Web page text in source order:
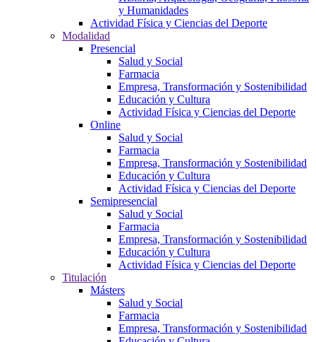
y Humanidades
Actividad Física y Ciencias del Deporte
Modalidad
Presencial
Salud y Social
Farmacia
Empresa, Transformación y Sostenibilidad
Educación y Cultura
Actividad Física y Ciencias del Deporte
Online
Salud y Social
Farmacia
Empresa, Transformación y Sostenibilidad
Educación y Cultura
Actividad Física y Ciencias del Deporte
Semipresencial
Salud y Social
Farmacia
Empresa, Transformación y Sostenibilidad
Educación y Cultura
Actividad Física y Ciencias del Deporte
Titulación
Másters
Salud y Social
Farmacia
Empresa, Transformación y Sostenibilidad